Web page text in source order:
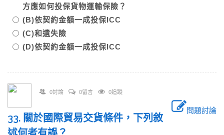
方應如何投保貨物運輸保險？
(B)依契約金額一成投保ICC
(C)和遺失險
(D)依契約金額一成投保ICC
0討論 0留言 0追蹤
問題討論
33. 關於國際貿易交貨條件，下列敘